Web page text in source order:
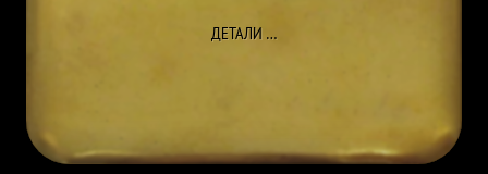
ДЕТАЛИ…ДО JOHANN BEER